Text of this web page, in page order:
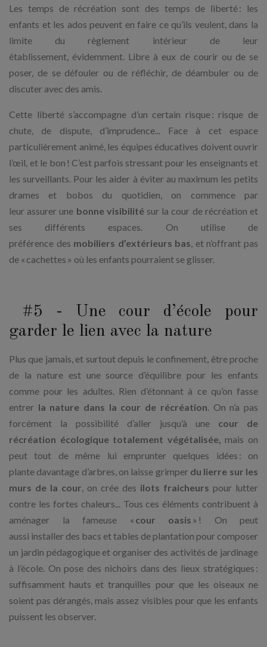
Les temps de récréation sont des temps de liberté : les
enfants et les ados peuvent en faire ce qu’ils veulent, dans la
limite du règlement intérieur de leur
établissement, évidemment. Libre à eux de courir ou de se
poser, de se défouler ou de réfléchir, de déambuler ou de
discuter avec des amis.
Cette liberté s’accompagne d’un certain risque : risque de
chute, de dispute, d’imprudence... Face à cet espace
particulièrement animé, les équipes éducatives doivent ouvrir
l’œil, et le bon ! C’est parfois stressant pour les enseignants et
les surveillants. Pour les aider à éviter au maximum les petits
drames et bobos du quotidien, on commence par
leur assurer une bonne visibilitésur la cour de récréation et
ses différents espaces. On utilise de
préférence des mobiliers d’extérieurs bas, et n’offrant pas
de « cachettes » où les enfants pourraient se glisser.
#5 - Une cour d’école pour
garder le lien avec la nature
Plus que jamais, et surtout depuis le confinement, être proche
de la nature est une source d’équilibre pour les enfants
comme pour les adultes. Rien d’étonnant à ce qu’on fasse
entrer la nature dans la cour de récréation. On n’a pas
forcément la possibilité d’aller jusqu’à une cour de
récréation écologique totalement végétalisée, mais on
peut tout de même lui emprunter quelques idées : on
plante davantage d’arbres, on laisse grimper du lierre sur les
murs de la cour, on crée des ilots fraicheurs pour lutter
contre les fortes chaleurs... Tous ces éléments contribuent à
aménager la fameuse « cour oasis » ! On peut
aussi installer des bacs et tables de plantation pour composer
un jardin pédagogique et organiser des activités de jardinage
à l’école. On pose des nichoirs dans des lieux stratégiques :
suffisamment hauts et tranquilles pour que les oiseaux ne
soient pas dérangés, mais assez visibles pour que les enfants
puissent les observer.